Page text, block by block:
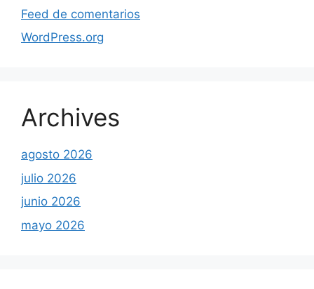
Feed de comentarios
WordPress.org
Archives
agosto 2026
julio 2026
junio 2026
mayo 2026